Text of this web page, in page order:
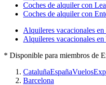
Coches de alquiler con
Coches de alquiler con
Alquileres vacacionales
Alquileres vacacionales en
* Disponible para miembros de
CataluñaEspañaVuelos
Barcelona